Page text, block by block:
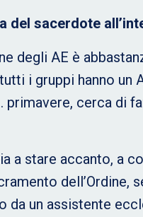
del sacerdote
degli AE è
i gruppi hanno un
cerca di
a stare accanto, a
dell’Ordine,
da un assistente